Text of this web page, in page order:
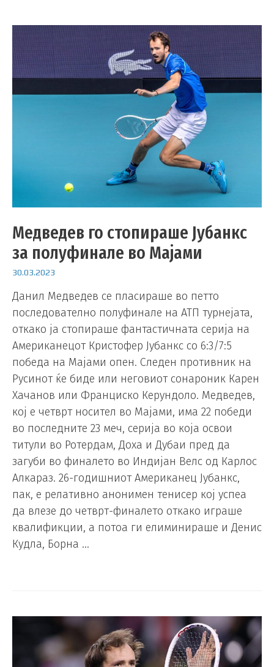
Медведев го стопираше Јубанкс
за полуфинале во Мајами
30.03.2023
Данил Медведев се пласираше во петто
последователно полуфинале на АТП турнејата,
откако ја стопираше фантастичната серија на
Американецот Кристофер Јубанкс со 6:3/7:5
победа на Мајами опен. Следен противник на
Русинот ќе биде или неговиот сонароник Карен
Хачанов или Франциско Керундоло. Медведев,
кој е четврт носител во Мајами, има 22 победи
во последните 23 меч, серија во која освои
титули во Ротердам, Доха и Дубаи пред да
загуби во финалето во Индијан Велс од Карлос
Алкараз. 26-годишниот Американец Јубанкс,
пак, е релативно анонимен тенисер кој успеа
да влезе до четврт-финалето откако играше
квалификции, а потоа ги елиминираше и Денис
Кудла, Борна …